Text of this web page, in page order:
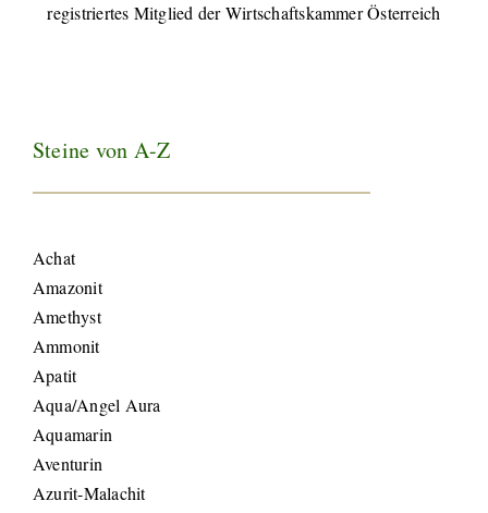
registriertes Mitglied der Wirtschaftskammer Österreich
Steine von A-Z
Achat
Amazonit
Amethyst
Ammonit
Apatit
Aqua/Angel Aura
Aquamarin
Aventurin
Azurit-Malachit